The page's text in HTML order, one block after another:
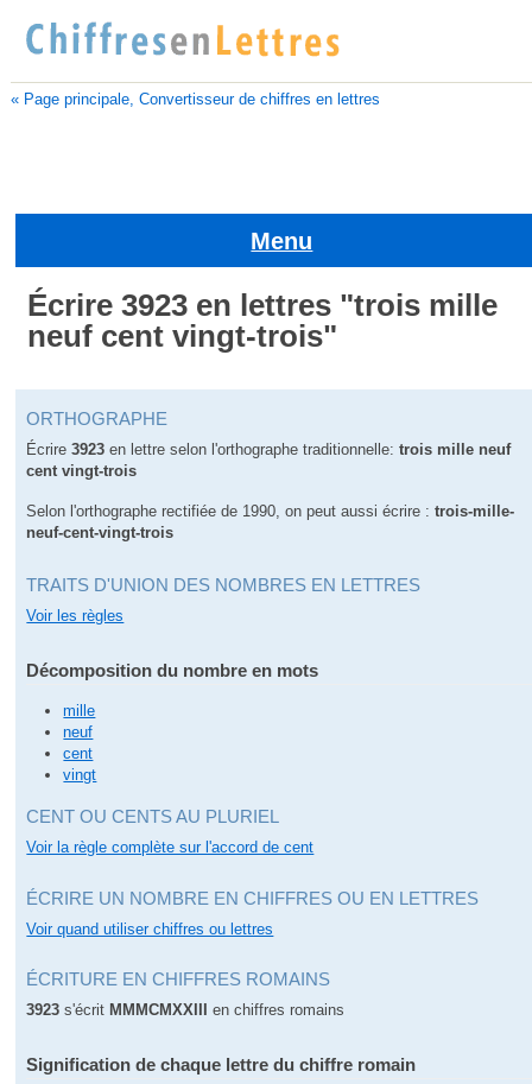
« Page principale, Convertisseur de chiffres en lettres
Menu
Écrire 3923 en lettres "trois mille
neuf cent vingt-trois"
ORTHOGRAPHE
Écrire3923 en lettre selon l'orthographe traditionnelle:trois mille neuf
cent vingt-trois
Selon l'orthographe rectifiée de 1990, on peut aussi écrire :trois-mille-
neuf-cent-vingt-trois
TRAITS D'UNION DES NOMBRES EN LETTRES
Voir les règles
Décomposition du nombre en mots
mille
neuf
cent
vingt
CENT OU CENTS AU PLURIEL
Voir la règle complète sur l'accord de cent
ÉCRIRE UN NOMBRE EN CHIFFRES OU EN LETTRES
Voir quand utiliser chiffres ou lettres
ÉCRITURE EN CHIFFRES ROMAINS
3923 s'écrit MMMCMXXIII en chiffres romains
Signification de chaque lettre du chiffre romain